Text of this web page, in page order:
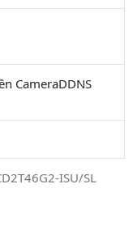
ISU/SL
CameraDDNS